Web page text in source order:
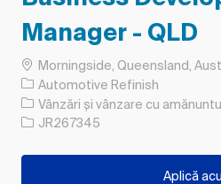
Manager - QLD
LocMorningside, Queensland,
Automotive Refinish
Categorie
Vânzări și vânzare cu
Job IdJR267345
Aplică